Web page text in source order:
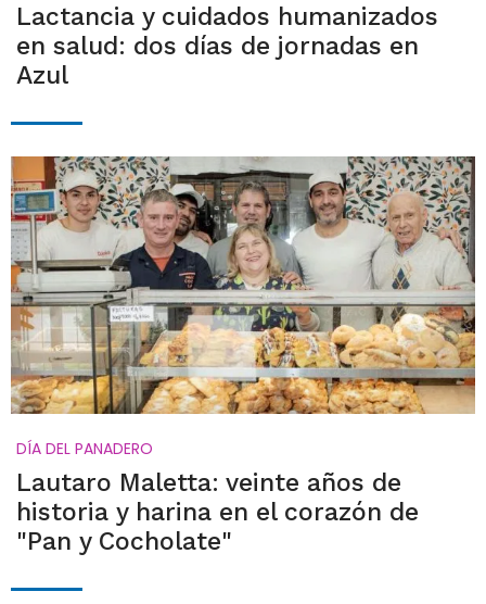
Lactancia y cuidados humanizados
en salud: dos días de jornadas en
Azul
DÍA DEL PANADERO
Lautaro Maletta: veinte años de
historia y harina en el corazón de
"Pan y Cocholate"